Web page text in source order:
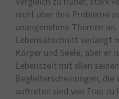
nicht über ihre Probleme
unangenehme Themen
Lebensabschnitt verlangt
Körper und Seele, aber
Lebenszeit mit allen
Begleiterscheinungen, die
auftreten sind von Frau zu